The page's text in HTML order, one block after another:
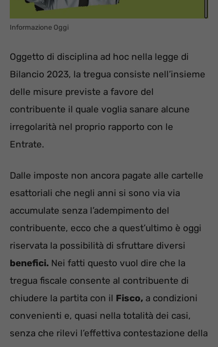
Informazione Oggi
Oggetto di disciplina ad hoc nella legge di
Bilancio 2023, la tregua consiste nell’insieme
delle misure previste a favore del
contribuente il quale voglia sanare alcune
irregolarità nel proprio rapporto con le
Entrate.
Dalle imposte non ancora pagate alle cartelle
esattoriali che negli anni si sono via via
accumulate senza l’adempimento del
contribuente, ecco che a quest’ultimo è oggi
riservata la possibilità di sfruttare diversi
benefici. Nei fatti questo vuol dire che la
tregua fiscale consente al contribuente di
chiudere la partita con il Fisco, a condizioni
convenienti e, quasi nella totalità dei casi,
senza che rilevi l’effettiva contestazione della